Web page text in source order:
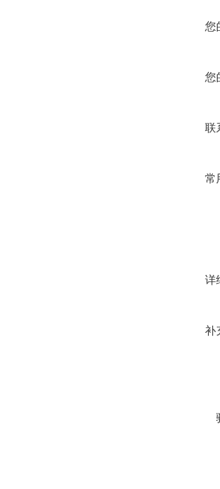
您
您
联
常
详
补